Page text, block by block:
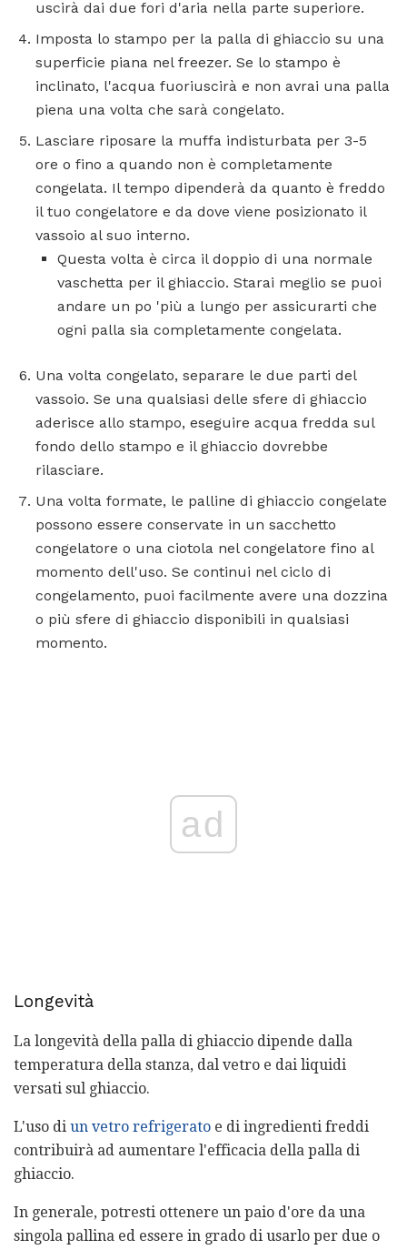
uscirà dai due fori d'aria nella parte superiore.
Imposta lo stampo per la palla di ghiaccio su una
superficie piana nel freezer. Se lo stampo è
inclinato, l'acqua fuoriuscirà e non avrai una palla
piena una volta che sarà congelato.
Lasciare riposare la muffa indisturbata per 3-5
ore o fino a quando non è completamente
congelata. Il tempo dipenderà da quanto è freddo
il tuo congelatore e da dove viene posizionato il
vassoio al suo interno.
Questa volta è circa il doppio di una normale
vaschetta per il ghiaccio. Starai meglio se puoi
andare un po 'più a lungo per assicurarti che
ogni palla sia completamente congelata.
Una volta congelato, separare le due parti del
vassoio. Se una qualsiasi delle sfere di ghiaccio
aderisce allo stampo, eseguire acqua fredda sul
fondo dello stampo e il ghiaccio dovrebbe
rilasciare.
Una volta formate, le palline di ghiaccio congelate
possono essere conservate in un sacchetto
congelatore o una ciotola nel congelatore fino al
momento dell'uso. Se continui nel ciclo di
congelamento, puoi facilmente avere una dozzina
o più sfere di ghiaccio disponibili in qualsiasi
momento.
ad
Longevità
La longevità della palla di ghiaccio dipende dalla
temperatura della stanza, dal vetro e dai liquidi
versati sul ghiaccio.
L'uso di un vetro refrigerato e di ingredienti freddi
contribuirà ad aumentare l'efficacia della palla di
ghiaccio.
In generale, potresti ottenere un paio d'ore da una
singola pallina ed essere in grado di usarlo per due o